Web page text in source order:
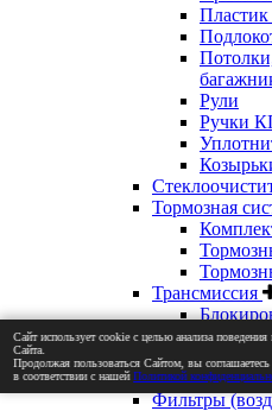
Рули
Ручки
Тормозная
Трансмиссия
Фильтры
Сайт использует cookie с целью анализа
Сайта.
Продолжая пользоваться Сайтом, вы
в соответствии с нашейПолитикой